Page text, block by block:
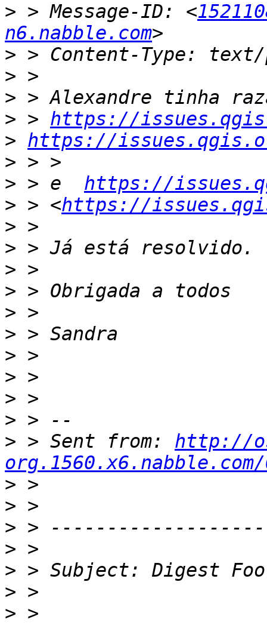
> > Message-ID: <
n6.nabble.com
>
>
>
> > https://
> https://
>
> > e https://
> > <https://
>
>
>
>
>
>
>
>
>
>
> > Sent from: http://
>
>
>
>
>
>
> >